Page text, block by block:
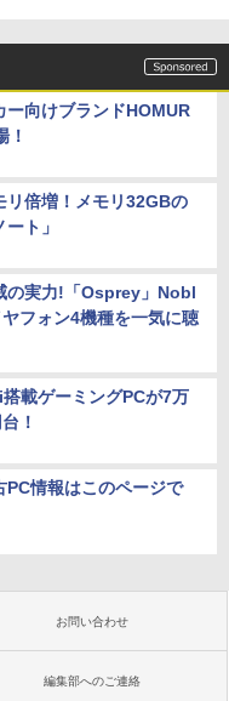
ー向けブランドHOMUR
！
リ倍増！メモリ32GBの
ト」
の実力!「Osprey」Nobl
フォン4機種を一気に聴
載ゲーミングPCが7万
！
情報はこのページで
お問い合わせ
編集部へのご連絡